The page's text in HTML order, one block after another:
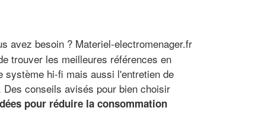
avez besoin ? Materiel-electromenager.fr
trouver les meilleures références en
système hi-fi mais aussi l'entretien de
conseils avisés pour bien choisir
pour réduire la consommation